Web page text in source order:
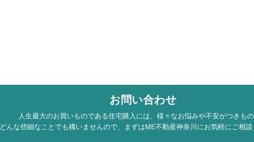
お問い合わせ
人生最大のお買いものである住宅購入には、様々なお悩みや不安がつきも
どんな些細なことでも構いませんので、まずはME不動産神奈川にお気軽にご相談